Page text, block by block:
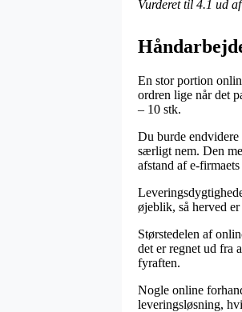
Vurderet til 4.1 ud
En stor portion
ordren lige når det
– 10 stk.
Du burde
særligt nem. Den
afstand af e-
øjeblik, så herved
Størstedelen af
det er regnet ud fra
fyraften.
Nogle online
leveringsløsning,